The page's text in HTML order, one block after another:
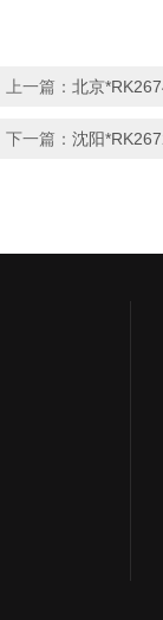
上一篇： 北京
下一篇： 沈阳